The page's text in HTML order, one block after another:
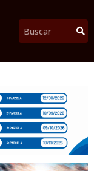
Pesquisar